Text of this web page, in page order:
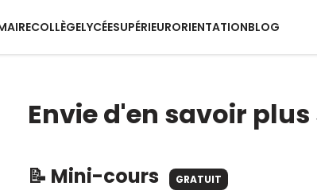
COLLÈGELYCÉESUPÉRIEURORIENTATIONBLOG
Envie d'en savoir
📝 Mini-cours GRATUIT